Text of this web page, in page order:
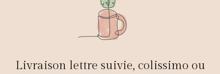
Livraison lettre suivie, colissimo ou